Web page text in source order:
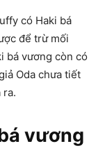
có Haki bá
để trừ mối
bá vương còn có
Oda chưa tiết
ra.
vương